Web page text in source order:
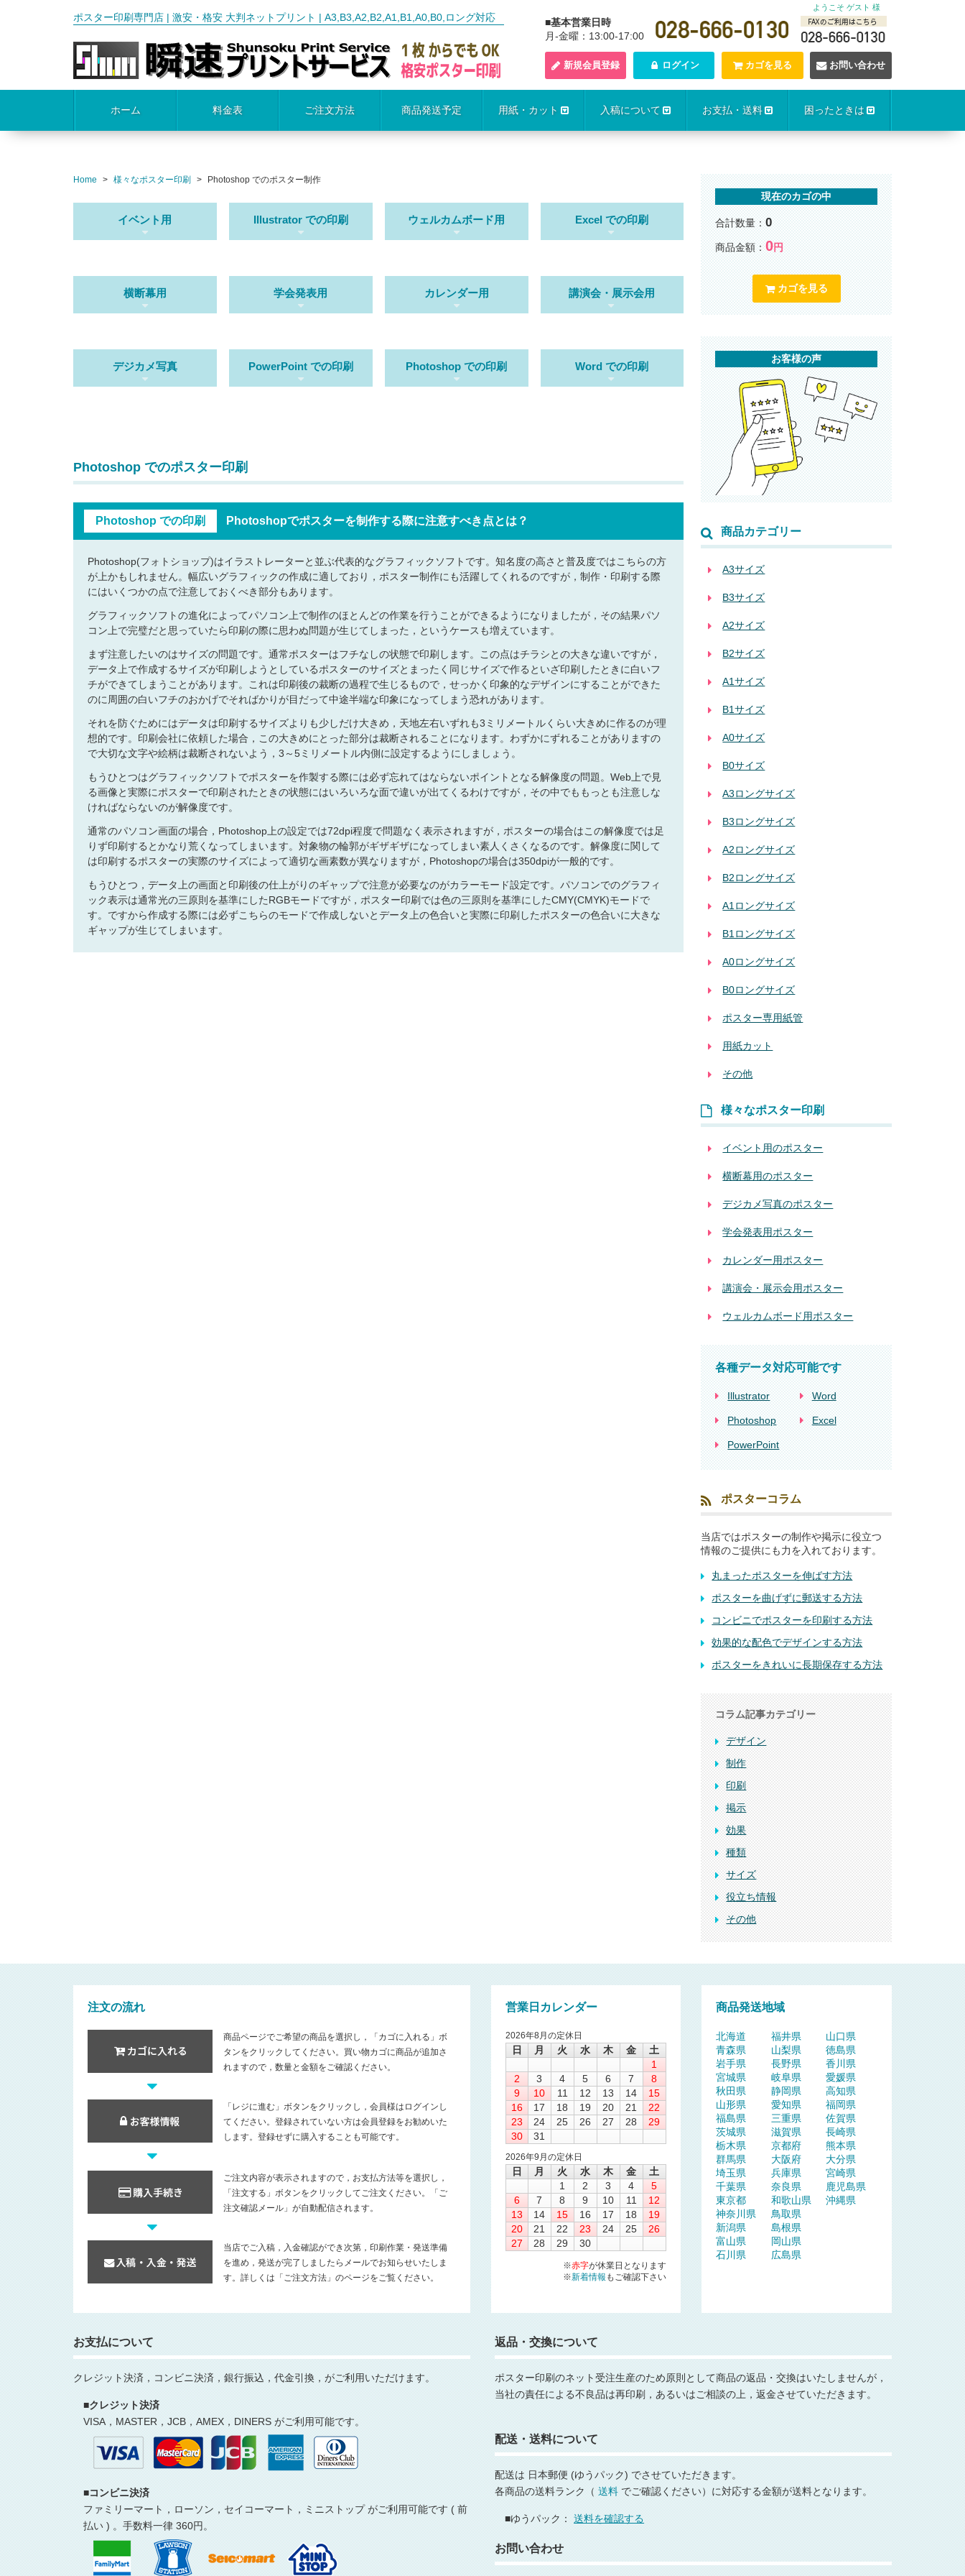
ようこそ ゲスト 様
ポスター印刷専門店 | 激安・格安 大判ネットプリント | A3,B3,A2,B2,A1,B1,A0,B0,ロング対応
■基本営業日時
月-金曜：13:00-17:00
新規会員登録 ログイン カゴを見る お問い合わせ
ホーム 料金表 ご注文方法 商品発送予定 用紙・カット 入稿について お支払・送料 困ったときは
Home 様々なポスター印刷 Photoshop でのポスター制作
イベント用 Illustrator での印刷 ウェルカムボード用 Excel での印刷
横断幕用 学会発表用 カレンダー用 講演会・展示会用
デジカメ写真 PowerPoint での印刷 Photoshop での印刷 Word での印刷
Photoshop でのポスター印刷
Photoshop での印刷 Photoshopでポスターを制作する際に注意すべき点とは？
Photoshop(フォトショップ)はイラストレーターと並ぶ代表的なグラフィックソフトです。知名度の高さと普及度ではこちらの方
が上かもしれません。幅広いグラフィックの作成に適しており，ポスター制作にも活躍してくれるのですが，制作・印刷する際
にはいくつかの点で注意しておくべき部分もあります。
グラフィックソフトの進化によってパソコン上で制作のほとんどの作業を行うことができるようになりましたが，その結果パソ
コン上で完璧だと思っていたら印刷の際に思わぬ問題が生じてしまった，というケースも増えています。
まず注意したいのはサイズの問題です。通常ポスターはフチなしの状態で印刷します。この点はチラシとの大きな違いですが，
データ上で作成するサイズが印刷しようとしているポスターのサイズとまったく同じサイズで作るといざ印刷したときに白いフ
チができてしまうことがあります。これは印刷後の裁断の過程で生じるもので，せっかく印象的なデザインにすることができた
のに周囲の白いフチのおかげでそればかりが目だって中途半端な印象になってしまう恐れがあります。
それを防ぐためにはデータは印刷するサイズよりも少しだけ大きめ，天地左右いずれも3ミリメートルくらい大きめに作るのが理
想的です。印刷会社に依頼した場合，この大きめにとった部分は裁断されることになります。わずかにずれることがありますの
で大切な文字や絵柄は裁断されないよう，3～5ミリメートル内側に設定するようにしましょう。
もうひとつはグラフィックソフトでポスターを作製する際には必ず忘れてはならないポイントとなる解像度の問題。Web上で見
る画像と実際にポスターで印刷されたときの状態にはいろいろな面で違いが出てくるわけですが，その中でももっとも注意しな
ければならないのが解像度です。
通常のパソコン画面の場合，Photoshop上の設定では72dpi程度で問題なく表示されますが，ポスターの場合はこの解像度では足
りず印刷するとかなり荒くなってしまいます。対象物の輪郭がギザギザになってしまい素人くさくなるのです。解像度に関して
は印刷するポスターの実際のサイズによって適切な画素数が異なりますが，Photoshopの場合は350dpiが一般的です。
もうひとつ，データ上の画面と印刷後の仕上がりのギャップで注意が必要なのがカラーモード設定です。パソコンでのグラフィ
ック表示は通常光の三原則を基準にしたRGBモードですが，ポスター印刷では色の三原則を基準にしたCMY(CMYK)モードで
す。ですから作成する際には必ずこちらのモードで作成しないとデータ上の色合いと実際に印刷したポスターの色合いに大きな
ギャップが生じてしまいます。
現在のカゴの中
合計数量：0
商品金額：0円
カゴを見る
お客様の声
商品カテゴリー
A3サイズ
B3サイズ
A2サイズ
B2サイズ
A1サイズ
B1サイズ
A0サイズ
B0サイズ
A3ロングサイズ
B3ロングサイズ
A2ロングサイズ
B2ロングサイズ
A1ロングサイズ
B1ロングサイズ
A0ロングサイズ
B0ロングサイズ
ポスター専用紙管
用紙カット
その他
様々なポスター印刷
イベント用のポスター
横断幕用のポスター
デジカメ写真のポスター
学会発表用ポスター
カレンダー用ポスター
講演会・展示会用ポスター
ウェルカムボード用ポスター
各種データ対応可能です
Illustrator Word
Photoshop Excel
PowerPoint
ポスターコラム
当店ではポスターの制作や掲示に役立つ
情報のご提供にも力を入れております。
丸まったポスターを伸ばす方法
ポスターを曲げずに郵送する方法
コンビニでポスターを印刷する方法
効果的な配色でデザインする方法
ポスターをきれいに長期保存する方法
コラム記事カテゴリー
デザイン
制作
印刷
掲示
効果
種類
サイズ
役立ち情報
その他
注文の流れ
商品ページでご希望の商品を選択し，「カゴに入れる」ボ
タンをクリックしてください。買い物カゴに商品が追加さ
れますので，数量と金額をご確認ください。
「レジに進む」ボタンをクリックし，会員様はログインし
てください。登録されていない方は会員登録をお勧めいた
します。登録せずに購入することも可能です。
ご注文内容が表示されますので，お支払方法等を選択し，
「注文する」ボタンをクリックしてご注文ください。「ご
注文確認メール」が自動配信されます。
当店でご入稿，入金確認ができ次第，印刷作業・発送準備
を進め，発送が完了しましたらメールでお知らせいたしま
す。詳しくは「ご注文方法」のページをご覧ください。
営業日カレンダー
2026年8月の定休日
日 月 火 水 木 金
土
1
2
3 4 5 6 7
8
9
10 11 12 13 14
15
16
17 18 19 20 21
22
23
24 25 26 27 28
29
30
31
2026年9月の定休日
日 月 火 水 木 金
土
1
2 3 4
5
6
7 8 9 10 11
12
13
14 15 16 17 18
19
20
21 22 23 24 25
26
27
28 29 30
※赤字が休業日となります
※新着情報 もご確認下さい
商品発送地域
北海道
青森県
岩手県
宮城県
秋田県
山形県
福島県
茨城県
栃木県
群馬県
埼玉県
千葉県
東京都
神奈川県
新潟県
富山県
石川県
福井県
山梨県
長野県
岐阜県
静岡県
愛知県
三重県
滋賀県
京都府
大阪府
兵庫県
奈良県
和歌山県
鳥取県
島根県
岡山県
広島県
山口県
徳島県
香川県
愛媛県
高知県
福岡県
佐賀県
長崎県
熊本県
大分県
宮崎県
鹿児島県
沖縄県
お支払について
クレジット決済，コンビニ決済，銀行振込，代金引換，がご利用いただけます。
■クレジット決済
VISA，MASTER，JCB，AMEX，DINERS がご利用可能です。
■コンビニ決済
ファミリーマート，ローソン，セイコーマート，ミニストップ がご利用可能です ( 前
払い ) 。手数料一律 360円。
返品・交換について
ポスター印刷のネット受注生産のため原則として商品の返品・交換はいたしませんが，
当社の責任による不良品は再印刷，あるいはご相談の上，返金させていただきます。
配送・送料について
配送は 日本郵便 (ゆうパック) でさせていただきます。
各商品の送料ランク（送料 でご確認ください）に対応する金額が送料となります。
■ゆうパック：送料を確認する
お問い合わせ